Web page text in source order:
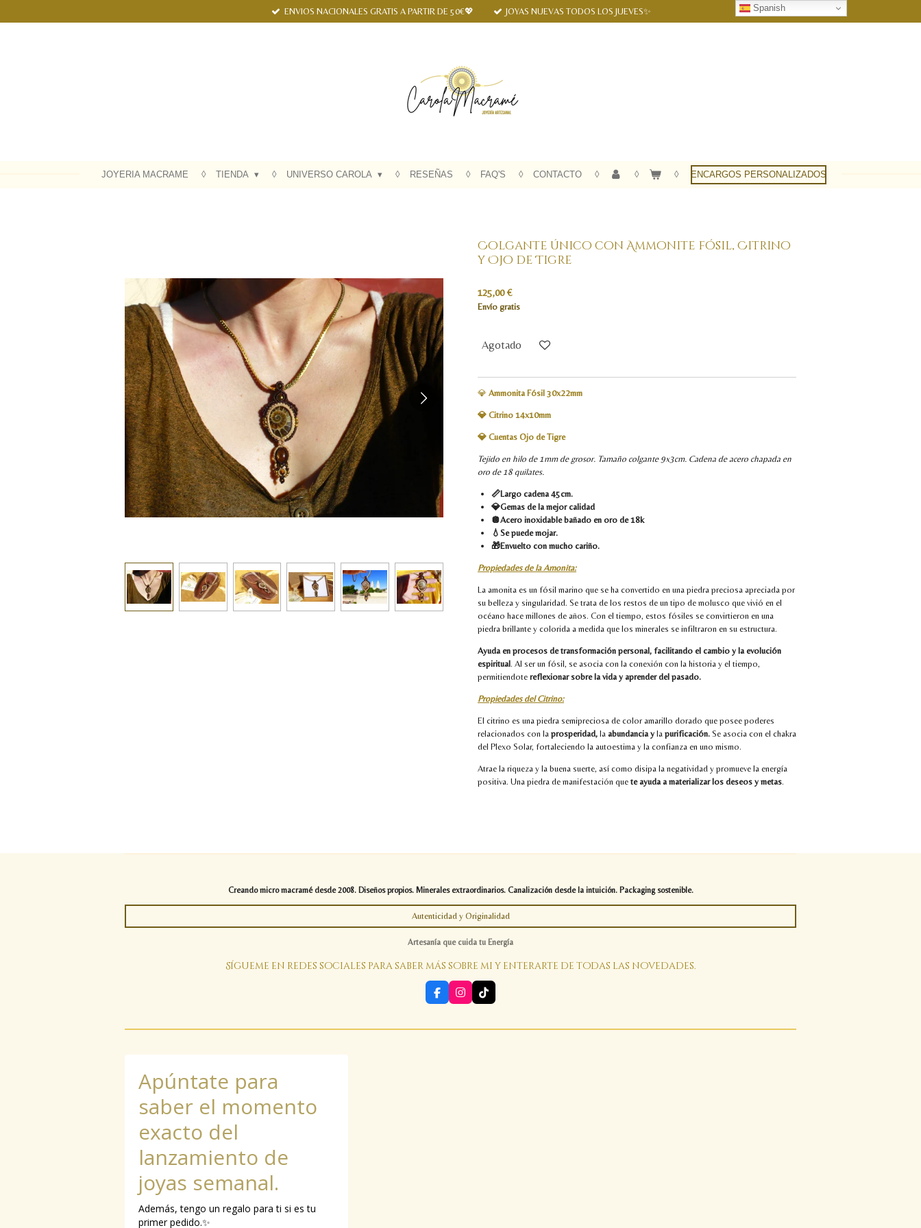
al
ENVIOS NACIONALES GRATIS A PARTIR DE 50€💖 JOYAS NUEVAS TODOS LOS JUEVES✨
JOYERIA MACRAME TIENDA UNIVERSO CAROLA RESEÑAS FAQ'S CONTACTO ENCARGOS PERSONALIZADOS
Colgante único con Ammonite fósil, Citrino
y Ojo de Tigre
125,00 €
Envío gratis
Agotado
💎 Ammonita Fósil 30x22mm
💎 Citrino 14x10mm
💎 Cuentas Ojo de Tigre
Tejido en hilo de 1mm de grosor. Tamaño colgante 9x3cm. Cadena de acero chapada en
oro de 18 quilates.
📏Largo cadena 45cm.
💎Gemas de la mejor calidad
🪩Acero inoxidable bañado en oro de 18k
💧Se puede mojar.
🎁Envuelto con mucho cariño.
Propiedades de la Amonita:
La amonita es un fósil marino que se ha convertido en una piedra preciosa apreciada por
su belleza y singularidad. Se trata de los restos de un tipo de molusco que vivió en el
océano hace millones de años. Con el tiempo, estos fósiles se convirtieron en una
piedra brillante y colorida a medida que los minerales se infiltraron en su estructura.
Ayuda en procesos de transformación personal, facilitando el cambio y la evolución
espiritual. Al ser un fósil, se asocia con la conexión con la historia y el tiempo,
permitiendote reflexionar sobre la vida y aprender del pasado.
Propiedades del Citrino:
El citrino es una piedra semipreciosa de color amarillo dorado que posee poderes
relacionados con la prosperidad, la abundancia y la purificación. Se asocia con el chakra
del Plexo Solar, fortaleciendo la autoestima y la confianza en uno mismo.
Atrae la riqueza y la buena suerte, así como disipa la negatividad y promueve la energía
positiva. Una piedra de manifestación quete ayuda a materializar los deseos y metas.
Creando micro macramé desde 2008. Diseños propios. Minerales extraordinarios. Canalización desde la intuición. Packaging sostenible.
Autenticidad y Originalidad
Spanish
Artesanía que cuida tu Energía
Sígueme en redes sociales para saber más sobre mi y enterarte de todas las novedades.
F
a
e
I
n
t
T
i
T
Apúntate para
saber el momento
exacto del
lanzamiento de
joyas semanal.
Además, tengo un regalo para ti si es tu
primer pedido.✨